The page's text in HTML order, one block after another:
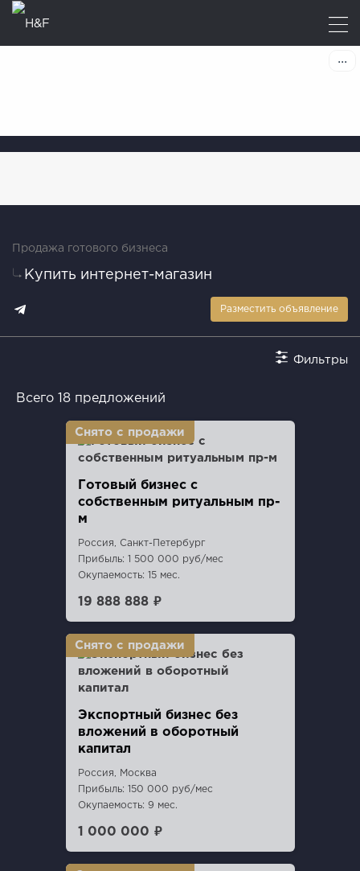
Продажа готового бизнеса
Купить интернет-магазин
Разместить объявление
Фильтры
Всего 18 предложений
Готовый бизнес с
собственным ритуальным пр-
м
Россия, Санкт-Петербург
Прибыль: 1 500 000 руб/мес
Окупаемость: 15 мес.
19 888 888 ₽
Экспортный бизнес без
вложений в оборотный
капитал
Россия, Москва
Прибыль: 150 000 руб/мес
Окупаемость: 9 мес.
1 000 000 ₽